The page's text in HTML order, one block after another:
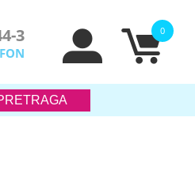
3 0